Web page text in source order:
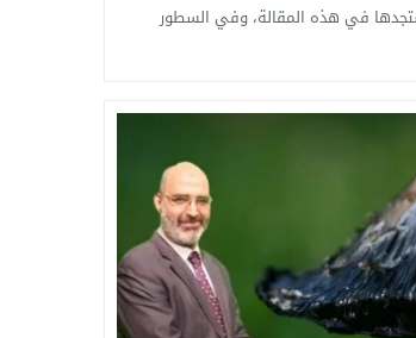
ستجدها في هذه المقالة، وفي السطور